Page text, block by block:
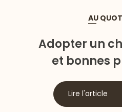
AU
Adopter un
et bonnes
Lire l'article